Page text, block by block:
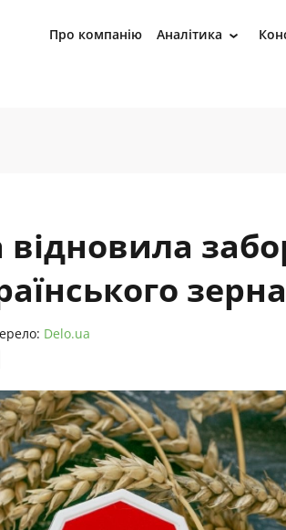
Про компанію Аналітика ›
зерна
Delo.ua